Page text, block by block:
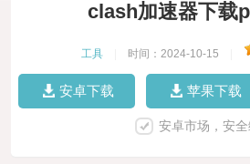
clash加速器下载
工具 时间：2024-10-15
安卓下载 苹果下载
安卓市场，安